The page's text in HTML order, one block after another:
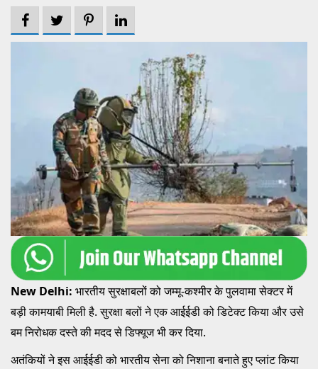
New Delhi: भारतीय सुरक्षाबलों को जम्‍मू-कश्‍मीर के पुलवामा सेक्‍टर में
बड़ी कामयाबी मिली है. सुरक्षा बलों ने एक आईईडी को डिटेक्‍ट किया और उसे
बम निरोधक दस्‍ते की मदद से डिफ्यूज भी कर दिया.
अतंकियों ने इस आईईडी को भारतीय सेना को निशाना बनाते हुए प्‍लांट किया